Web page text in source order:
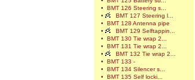
•
BMT 126 Steering s...
•
BMT 127 Steering l...
•
BMT 128 Antenna pipe
•
BMT 129 Selftappin...
•
BMT 130 Tie wrap 2...
•
BMT 131 Tie wrap 2...
•
BMT 132 Tie wrap 2...
•
BMT 133 -
•
BMT 134 Silencer s...
•
BMT 135 Self locki...